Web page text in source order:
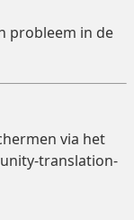
probleem in de
via het
translation-